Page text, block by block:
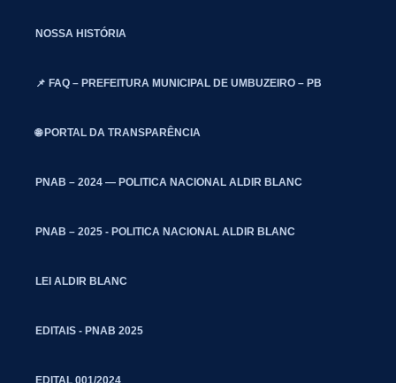
NOSSA HISTÓRIA
📌 FAQ – PREFEITURA MUNICIPAL DE UMBUZEIRO – PB
🌐 PORTAL DA TRANSPARÊNCIA
PNAB – 2024 — POLITICA NACIONAL ALDIR BLANC
PNAB – 2025 - POLITICA NACIONAL ALDIR BLANC
LEI ALDIR BLANC
EDITAIS - PNAB 2025
EDITAL 001/2024